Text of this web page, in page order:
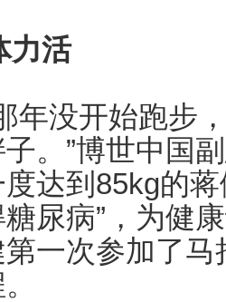
力活
年没开始跑步
。”博世中国
达到85kg的
尿病”，为健
第一次参加了